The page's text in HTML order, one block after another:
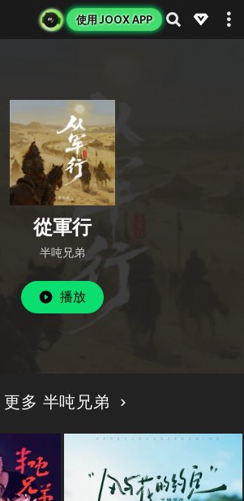
使用 JOOX APP
從軍行
半吨兄弟
播放
更多 半吨兄弟